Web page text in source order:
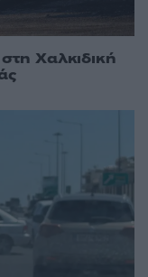
Χαλκιδική